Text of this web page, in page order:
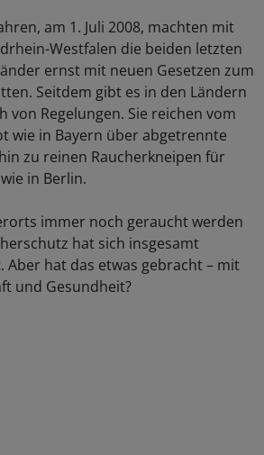
am 1. Juli 2008, machten mit
Westfalen die beiden letzten
ernst mit neuen Gesetzen zum
Seitdem gibt es in den Ländern
von Regelungen. Sie reichen vom
wie in Bayern über abgetrennte
zu reinen Raucherkneipen für
in Berlin.
immer noch geraucht werden
hat sich insgesamt
Aber hat das etwas gebracht – mit
und Gesundheit?